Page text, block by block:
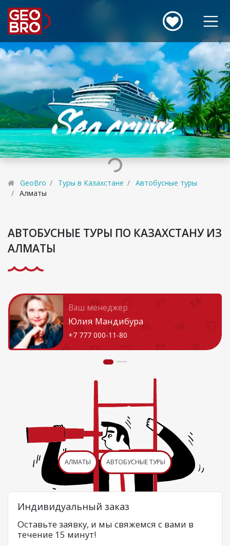
GeoBro Туры в Казахстане
Автобусные туры
Алматы
АВТОБУСНЫЕ ТУРЫ ПО КАЗАХСТАНУ ИЗ
АЛМАТЫ
Индивидуальный заказ
Оставьте заявку, и мы свяжемся с вами в
течение 15 минут!
Ваш менеджер
Юлия Мандибура
+7 777 000-11-80
АЛМАТЫ АВТОБУСНЫЕ ТУРЫ